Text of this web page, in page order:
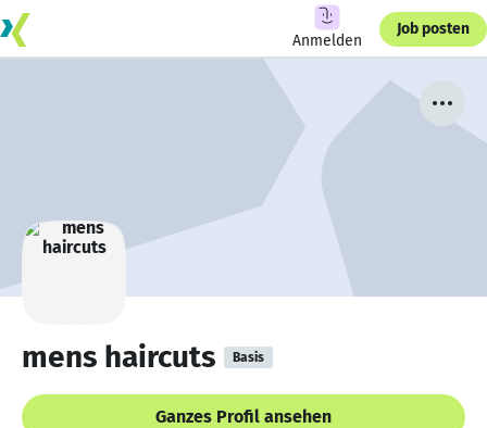
Anmelden
Job posten
mens haircuts Basis
Ganzes Profil ansehen